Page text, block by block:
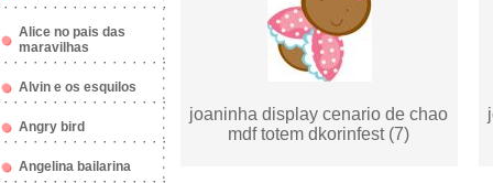
Alice no pais das
maravilhas
Alvin e os esquilos
Angry bird
Angelina bailarina
joaninha display cenario de chao
mdf totem dkorinfest (7)